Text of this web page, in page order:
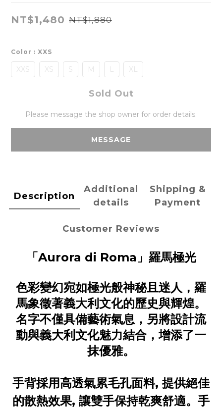
NT$1,480 NT$1,880
Color : XXS
XXS XS S M L XL
Sold Out
Please message the shop owner for order details.
MESSAGE
Description
Additional
details
Shipping &
Payment
Customer Reviews
「Aurora di Roma」羅馬極光
色彩變幻宛如極光般神秘且迷人，羅
馬象徵著義大利文化的歷史與輝煌。
名字不僅具備藝術氣息，另將設計流
動與義大利文化魅力結合，增添了一
抹優雅。
手背採用高透氣累毛孔面料, 提供絕佳
的散熱效果, 讓雙手保持乾爽舒適。手